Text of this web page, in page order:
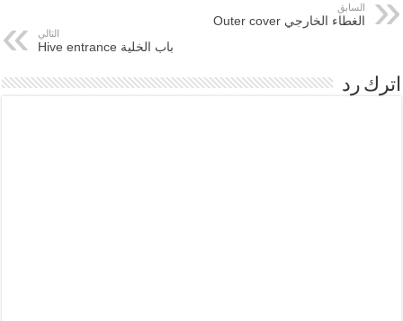
)
)
السابق
الغطاء الخارجي Outer cover
التالي
باب الخلية Hive entrance
اترك رد